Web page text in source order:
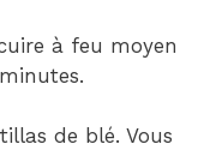
à feu moyen
de blé. Vous